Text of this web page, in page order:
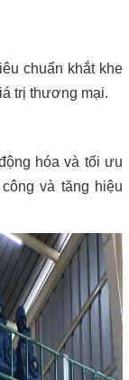
chuẩn khắt khe
trị thương mại.
hóa và tối ưu
và tăng hiệu